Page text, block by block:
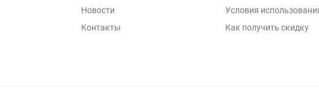
Новости
Контакты
Условия
Как получить скидку